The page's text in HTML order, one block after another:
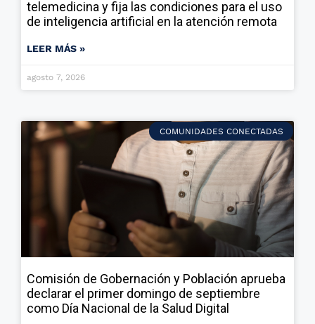
telemedicina y fija las condiciones para el uso
de inteligencia artificial en la atención remota
LEER MÁS »
agosto 7, 2026
COMUNIDADES CONECTADAS
Comisión de Gobernación y Población aprueba
declarar el primer domingo de septiembre
como Día Nacional de la Salud Digital